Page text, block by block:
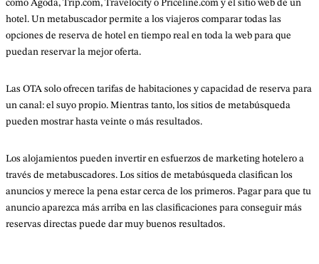
como Agoda, Trip.com, Travelocity o Priceline.com y el sitio web de un
hotel. Un metabuscador permite a los viajeros comparar todas las
opciones de reserva de hotel en tiempo real en toda la web para que
puedan reservar la mejor oferta.
Las OTA solo ofrecen tarifas de habitaciones y capacidad de reserva para
un canal: el suyo propio. Mientras tanto, los sitios de metabúsqueda
pueden mostrar hasta veinte o más resultados.
Los alojamientos pueden invertir en esfuerzos de marketing hotelero a
través de metabuscadores. Los sitios de metabúsqueda clasifican los
anuncios y merece la pena estar cerca de los primeros. Pagar para que tu
anuncio aparezca más arriba en las clasificaciones para conseguir más
reservas directas puede dar muy buenos resultados.